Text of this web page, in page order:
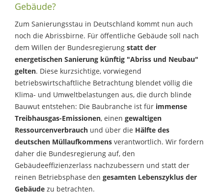
Gebäude?
Zum Sanierungsstau in Deutschland kommt nun auch
noch die Abrissbirne. Für öffentliche Gebäude soll nach
dem Willen der Bundesregierung statt der
energetischen Sanierung künftig "Abriss und Neubau"
gelten. Diese kurzsichtige, vorwiegend
betriebswirtschaftliche Betrachtung blendet völlig die
Klima- und Umweltbelastungen aus, die durch blinde
Bauwut entstehen: Die Baubranche ist für immense
Treibhausgas-Emissionen, einen gewaltigen
Ressourcenverbrauch und über die Hälfte des
deutschen Müllaufkommens verantwortlich. Wir fordern
daher die Bundesregierung auf, den
Gebäudeeffizienzerlass nachzubessern und statt der
reinen Betriebsphase den gesamten Lebenszyklus der
Gebäude zu betrachten.